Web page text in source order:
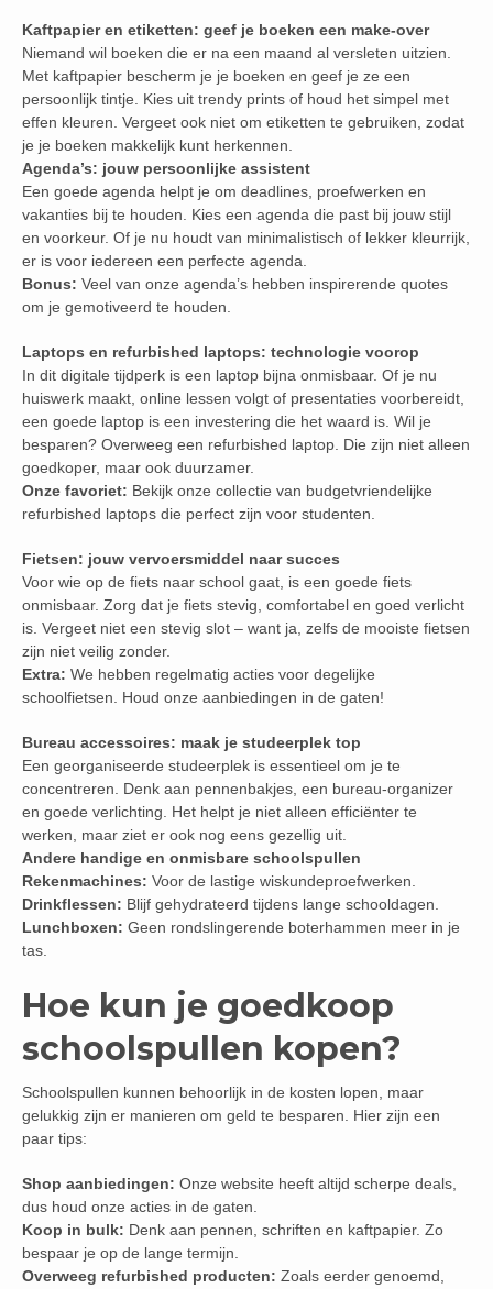
Kaftpapier en etiketten: geef je boeken een make-over
Niemand wil boeken die er na een maand al versleten uitzien.
Met kaftpapier bescherm je je boeken en geef je ze een
persoonlijk tintje. Kies uit trendy prints of houd het simpel met
effen kleuren. Vergeet ook niet om etiketten te gebruiken, zodat
je je boeken makkelijk kunt herkennen.
Agenda’s: jouw persoonlijke assistent
Een goede agenda helpt je om deadlines, proefwerken en
vakanties bij te houden. Kies een agenda die past bij jouw stijl
en voorkeur. Of je nu houdt van minimalistisch of lekker kleurrijk,
er is voor iedereen een perfecte agenda.
Bonus: Veel van onze agenda’s hebben inspirerende quotes
om je gemotiveerd te houden.
Laptops en refurbished laptops: technologie voorop
In dit digitale tijdperk is een laptop bijna onmisbaar. Of je nu
huiswerk maakt, online lessen volgt of presentaties voorbereidt,
een goede laptop is een investering die het waard is. Wil je
besparen? Overweeg een refurbished laptop. Die zijn niet alleen
goedkoper, maar ook duurzamer.
Onze favoriet: Bekijk onze collectie van budgetvriendelijke
refurbished laptops die perfect zijn voor studenten.
Fietsen: jouw vervoersmiddel naar succes
Voor wie op de fiets naar school gaat, is een goede fiets
onmisbaar. Zorg dat je fiets stevig, comfortabel en goed verlicht
is. Vergeet niet een stevig slot – want ja, zelfs de mooiste fietsen
zijn niet veilig zonder.
Extra: We hebben regelmatig acties voor degelijke
schoolfietsen. Houd onze aanbiedingen in de gaten!
Bureau accessoires: maak je studeerplek top
Een georganiseerde studeerplek is essentieel om je te
concentreren. Denk aan pennenbakjes, een bureau-organizer
en goede verlichting. Het helpt je niet alleen efficiënter te
werken, maar ziet er ook nog eens gezellig uit.
Andere handige en onmisbare schoolspullen
Rekenmachines: Voor de lastige wiskundeproefwerken.
Drinkflessen: Blijf gehydrateerd tijdens lange schooldagen.
Lunchboxen: Geen rondslingerende boterhammen meer in je
tas.
Hoe kun je goedkoop
schoolspullen kopen?
Schoolspullen kunnen behoorlijk in de kosten lopen, maar
gelukkig zijn er manieren om geld te besparen. Hier zijn een
paar tips:
Shop aanbiedingen: Onze website heeft altijd scherpe deals,
dus houd onze acties in de gaten.
Koop in bulk: Denk aan pennen, schriften en kaftpapier. Zo
bespaar je op de lange termijn.
Overweeg refurbished producten: Zoals eerder genoemd,